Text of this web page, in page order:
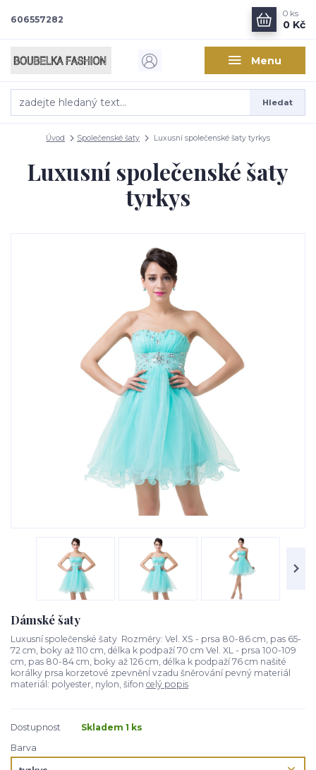
Menu
Hledat
606557282
0 ks
0 Kč
Úvod Společenské šaty Luxusní společenské šaty tyrkys
Luxusní společenské šaty
tyrkys
Dámské šaty
Luxusní společenské šaty Rozměry: Vel. XS - prsa 80-86 cm, pas 65-
72 cm, boky až 110 cm, délka k podpaží 70 cm Vel. XL - prsa 100-109
cm, pas 80-84 cm, boky až 126 cm, délka k podpaží 76 cm našité
korálky prsa korzetové zpevněnÍ vzadu šněrování pevný materiál
materiál: polyester, nylon, šifon celý popis
Dostupnost
Skladem 1 ks
Barva